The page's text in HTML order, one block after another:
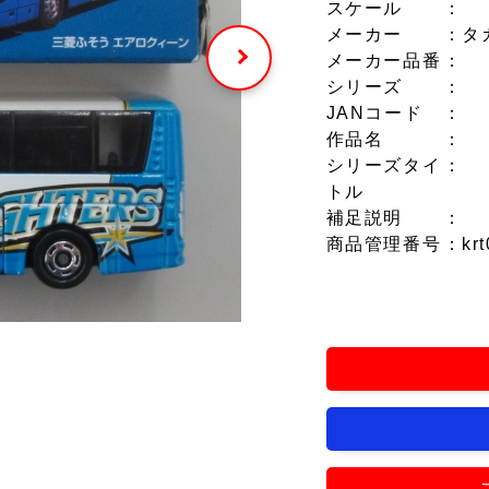
スケール
：
メーカー
：
メーカー品番
：
シリーズ
：
JANコード
：
作品名
：
シリーズタイ
トル
：
補足説明
：
商品管理番号 ：